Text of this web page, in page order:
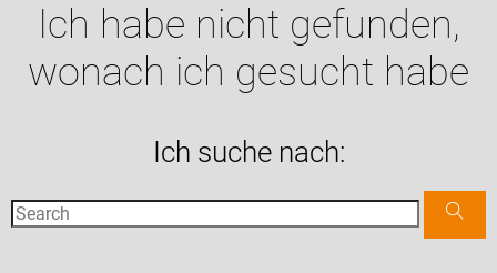
Ich habe nicht gefunden,
wonach ich gesucht habe
Ich suche nach: